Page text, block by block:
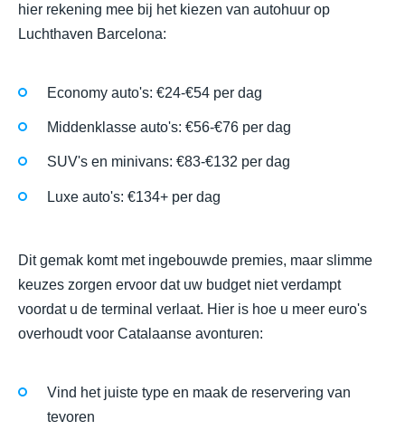
hier rekening mee bij het kiezen van autohuur op
Luchthaven Barcelona:
Economy auto's: €24-€54 per dag
Middenklasse auto's: €56-€76 per dag
SUV's en minivans: €83-€132 per dag
Luxe auto's: €134+ per dag
Dit gemak komt met ingebouwde premies, maar slimme
keuzes zorgen ervoor dat uw budget niet verdampt
voordat u de terminal verlaat. Hier is hoe u meer euro's
overhoudt voor Catalaanse avonturen:
Vind het juiste type en maak de reservering van
tevoren